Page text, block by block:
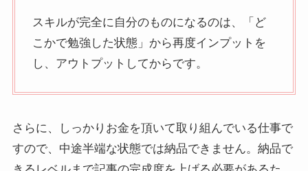
スキルが完全に自分のものになるのは、「ど
こかで勉強した状態」から再度インプットを
し、アウトプットしてからです。
さらに、しっかりお金を頂いて取り組んでいる仕事で
すので、中途半端な状態では納品できません。納品で